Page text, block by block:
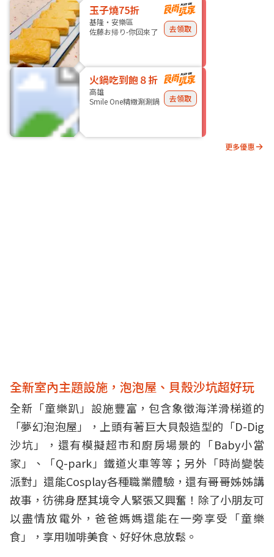
玉子燒75折
基隆・安樂區
佐藤お帰り-你回來了
去領取
火鍋吃到飽８折
高雄
Smile One精緻涮涮鍋
去領取
更多優惠
全新室內主題設施， 泡泡屋、貝殼沙坑超好玩
全新「童樂趴」設施豐富，包含象徵海洋滑梯道的
「夢幻泡泡屋」，上頭有著巨大貝殼造型的「D-Dig
沙坑」，還有模擬超市和廚房場景的「Baby小當
家」、「Q-park」鐵道火車等等；另外「時尚變裝
派對」還能Cosplay各種職業體驗，還有哥哥姊姊講
故事，彷彿身歷其境令人緊張又興奮！除了小朋友可
以盡情放電外，爸爸媽媽還能在一旁享受「童樂
食」，享用咖啡美食、好好休息放鬆。